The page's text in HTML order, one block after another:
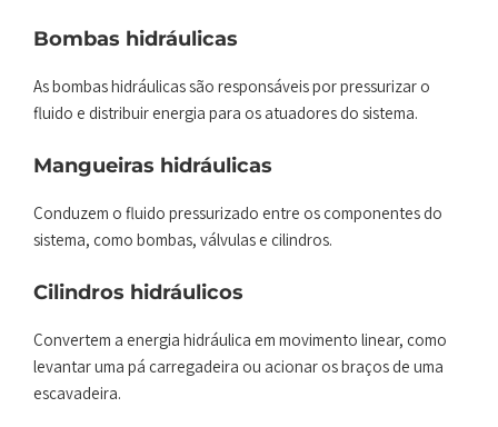
Bombas hidráulicas
As bombas hidráulicas são responsáveis por pressurizar o
fluido e distribuir energia para os atuadores do sistema.
Mangueiras hidráulicas
Conduzem o fluido pressurizado entre os componentes do
sistema, como bombas, válvulas e cilindros.
Cilindros hidráulicos
Convertem a energia hidráulica em movimento linear, como
levantar uma pá carregadeira ou acionar os braços de uma
escavadeira.